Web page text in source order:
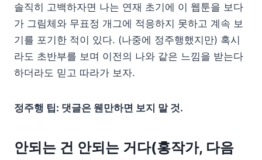
솔직히 고백하자면 나는 연재 초기에 이 웹툰을 보다
가 그림체와 무표정 개그에 적응하지 못하고 계속 보
기를 포기한 적이 있다. (나중에 정주행했지만) 혹시
라도 초반부를 보며 이전의 나와 같은 느낌을 받는다
하더라도 믿고 따라가 보자.
정주행 팁: 댓글은 웬만하면 보지 말 것.
안되는 건 안되는 거다(홍작가, 다음